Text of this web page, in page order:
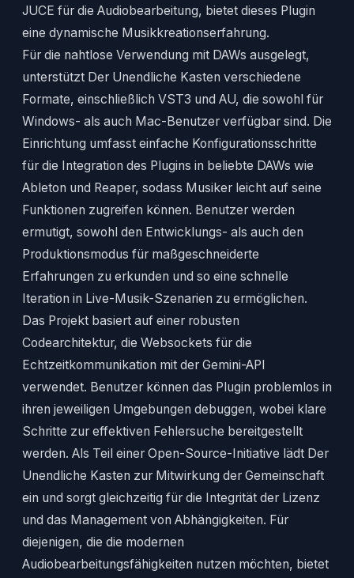
JUCE für die Audiobearbeitung, bietet dieses Plugin
eine dynamische Musikkreationserfahrung.
Für die nahtlose Verwendung mit DAWs ausgelegt,
unterstützt Der Unendliche Kasten verschiedene
Formate, einschließlich VST3 und AU, die sowohl für
Windows- als auch Mac-Benutzer verfügbar sind. Die
Einrichtung umfasst einfache Konfigurationsschritte
für die Integration des Plugins in beliebte DAWs wie
Ableton und Reaper, sodass Musiker leicht auf seine
Funktionen zugreifen können. Benutzer werden
ermutigt, sowohl den Entwicklungs- als auch den
Produktionsmodus für maßgeschneiderte
Erfahrungen zu erkunden und so eine schnelle
Iteration in Live-Musik-Szenarien zu ermöglichen.
Das Projekt basiert auf einer robusten
Codearchitektur, die Websockets für die
Echtzeitkommunikation mit der Gemini-API
verwendet. Benutzer können das Plugin problemlos in
ihren jeweiligen Umgebungen debuggen, wobei klare
Schritte zur effektiven Fehlersuche bereitgestellt
werden. Als Teil einer Open-Source-Initiative lädt Der
Unendliche Kasten zur Mitwirkung der Gemeinschaft
ein und sorgt gleichzeitig für die Integrität der Lizenz
und das Management von Abhängigkeiten. Für
diejenigen, die die modernen
Audiobearbeitungsfähigkeiten nutzen möchten, bietet